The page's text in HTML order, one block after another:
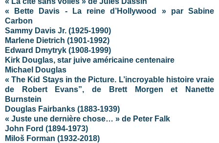
« Bette Davis - La reine d’Hollywood » par Sabine
Carbon
Sammy Davis Jr. (1925-1990)
Marlene Dietrich (1901-1992)
Edward Dmytryk (1908-1999)
Kirk Douglas, star juive américaine centenaire
Michael Douglas
« The Kid Stays in the Picture. L’incroyable histoire vraie
de Robert Evans”, de Brett Morgen et Nanette
Burnstein
Douglas Fairbanks (1883-1939)
« Juste une dernière chose… » de Peter Falk
John Ford (1894-1973)
Miloš Forman (1932-2018)